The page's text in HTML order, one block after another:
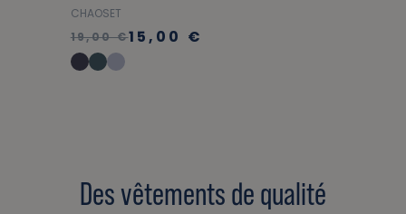
CHAOSET
19,00 €15,00 €
Des vêtements de qualité